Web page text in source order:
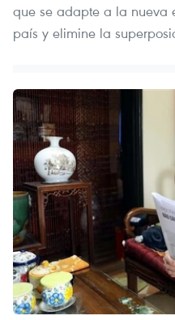
que se adapte a la nueva
país y elimine la